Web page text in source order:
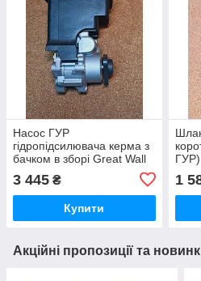
Насос ГУР
гідропідсилювача керма з
бачком в зборі Great Wall
Пегасус
3 445 ₴
Купити
1
Акційні пропозиції та